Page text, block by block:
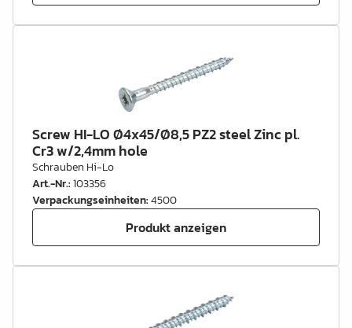
Screw HI-LO Ø4x45/Ø8,5 PZ2 steel Zinc pl.
Cr3 w/2,4mm hole
Schrauben Hi-Lo
Art.-Nr.:103356
Verpackungseinheiten:4500
Produkt anzeigen